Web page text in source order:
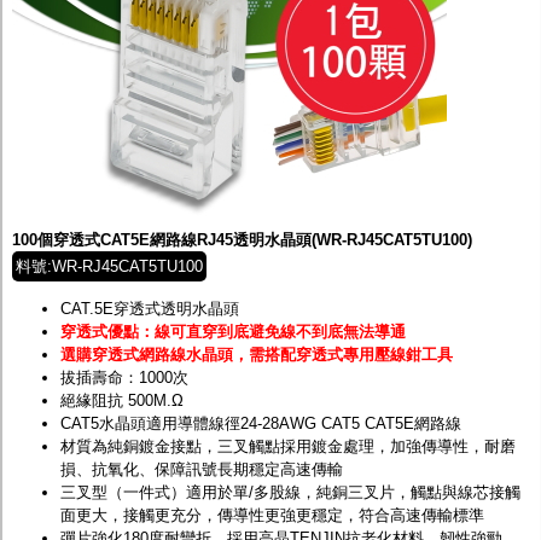
100個穿透式CAT5E網路線RJ45透明水晶頭(WR-RJ45CAT5TU100)
料號:WR-RJ45CAT5TU100
CAT.5E穿透式透明水晶頭
穿透式優點：線可直穿到底避免線不到底無法導通
選購穿透式網路線水晶頭，需搭配穿透式專用壓線鉗工具
拔插壽命：1000次
絕緣阻抗 500M.Ω
CAT5水晶頭適用導體線徑24-28AWG CAT5 CAT5E網路線
材質為純銅鍍金接點，三叉觸點採用鍍金處理，加強傳導性，耐磨
損、抗氧化、保障訊號長期穩定高速傳輸
三叉型（一件式）適用於單/多股線，純銅三叉片，觸點與線芯接觸
面更大，接觸更充分，傳導性更強更穩定，符合高速傳輸標準